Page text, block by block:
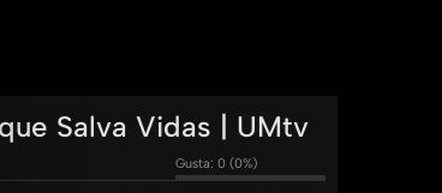
Salva Vidas | UMtv
Gusta: 0 (0%)